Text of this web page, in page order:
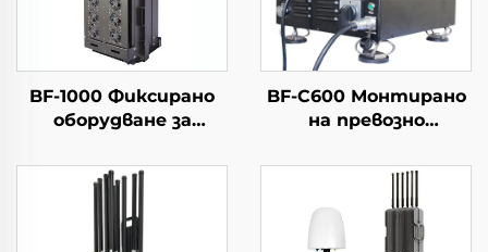
BF-1000 Фиксирано
оборудване за
противодроново
оборудване
BF-C600 Монтирано
на превозно
оборудване против
FPV и дронове